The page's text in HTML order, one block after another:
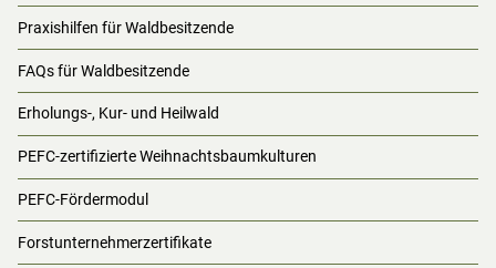
Praxishilfen für Waldbesitzende
FAQs für Waldbesitzende
Erholungs-, Kur- und Heilwald
PEFC-zertifizierte Weihnachtsbaumkulturen
PEFC-Fördermodul
Forstunternehmerzertifikate